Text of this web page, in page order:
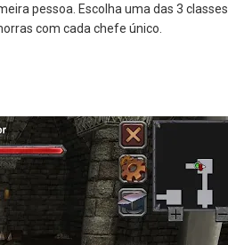
pessoa. Escolha uma das 3 classes
com cada chefe único.